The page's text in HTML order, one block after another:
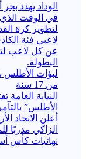
الوداد يهدد
في الوقت
لتطوير كرة
عن كل لاعب
البطولة.
لبؤات الأطلس
من 17 سنة
النيابة
الأطلس”
أعلن الاتحاد
الزاكي مدربًا
نهائيات كأس